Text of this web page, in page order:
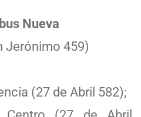
Nueva
Jerónimo 459)
(27 de Abril 582);